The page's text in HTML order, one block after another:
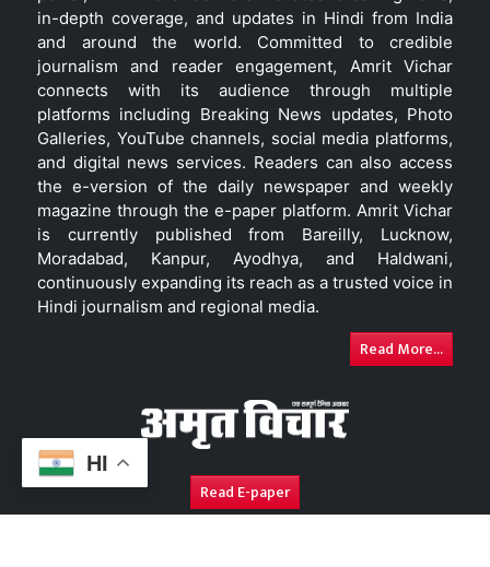
HI
in-depth coverage, and updates in Hindi from India
and around the world. Committed to credible
journalism and reader engagement, Amrit Vichar
connects with its audience through multiple
platforms including Breaking News updates, Photo
Galleries, YouTube channels, social media platforms,
and digital news services. Readers can also access
the e-version of the daily newspaper and weekly
magazine through the e-paper platform. Amrit Vichar
is currently published from Bareilly, Lucknow,
Moradabad, Kanpur, Ayodhya, and Haldwani,
continuously expanding its reach as a trusted voice in
Hindi journalism and regional media.
Read More...
Read E-paper